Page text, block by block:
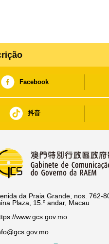
Facebook
抖音
da Praia Grande, nos. 762-
Plaza, 15.º andar, Macau
www.gcs.gov.mo